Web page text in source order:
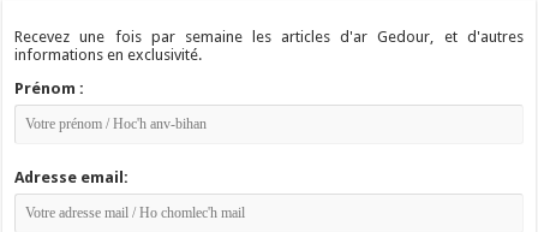
Recevez une fois par semaine les articles d'ar Gedour, et d'autres
informations en exclusivité.
Prénom :
Adresse email: